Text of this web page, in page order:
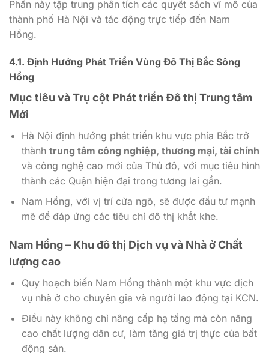
Phần này tập trung phân tích các quyết sách vĩ mô của
thành phố Hà Nội và tác động trực tiếp đến Nam
Hồng.
4.1. Định Hướng Phát Triển Vùng Đô Thị Bắc Sông
Hồng
Mục tiêu và Trụ cột Phát triển Đô thị Trung tâm
Mới
Hà Nội định hướng phát triển khu vực phía Bắc trở
thành trung tâm công nghiệp, thương mại, tài chính
và công nghệ cao mới của Thủ đô, với mục tiêu hình
thành các Quận hiện đại trong tương lai gần.
Nam Hồng, với vị trí cửa ngõ, sẽ được đầu tư mạnh
mẽ để đáp ứng các tiêu chí đô thị khắt khe.
Nam Hồng – Khu đô thị Dịch vụ và Nhà ở Chất
lượng cao
Quy hoạch biến Nam Hồng thành một khu vực dịch
vụ nhà ở cho chuyên gia và người lao động tại KCN.
Điều này không chỉ nâng cấp hạ tầng mà còn nâng
cao chất lượng dân cư, làm tăng giá trị thực của bất
động sản.